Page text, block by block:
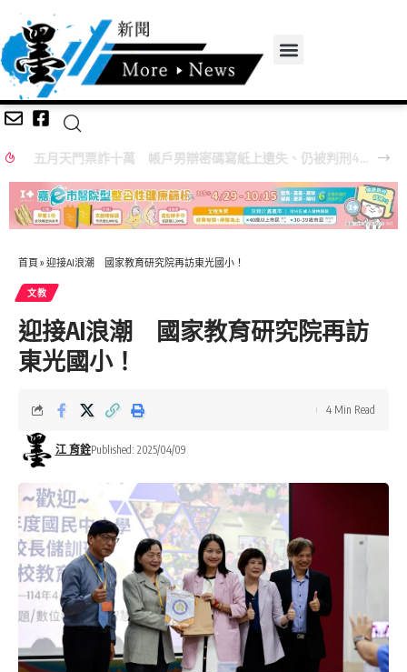
五月天門票詐十萬 帳戶男辯密碼寫紙上遺失、仍被判刑4月
首頁 » 迎接AI浪潮 國家教育研究院再訪東光國小！
文教
迎接AI浪潮 國家教育研究院再訪
東光國小！
江 育銓Published: 2025/04/09
4 Min Read